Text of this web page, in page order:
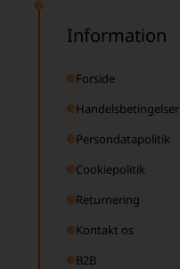
Information
Forside
Handelsbetingelser
Persondatapolitik
Cookiepolitik
Returnering
Kontakt os
B2B